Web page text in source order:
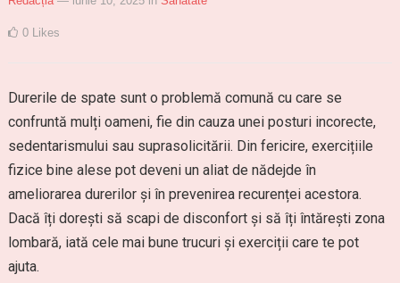
0 Likes
Durerile de spate sunt o problemă comună cu care se
confruntă mulți oameni, fie din cauza unei posturi incorecte,
sedentarismului sau suprasolicitării. Din fericire, exercițiile
fizice bine alese pot deveni un aliat de nădejde în
ameliorarea durerilor și în prevenirea recurenței acestora.
Dacă îți dorești să scapi de disconfort și să îți întărești zona
lombară, iată cele mai bune trucuri și exerciții care te pot
ajuta.